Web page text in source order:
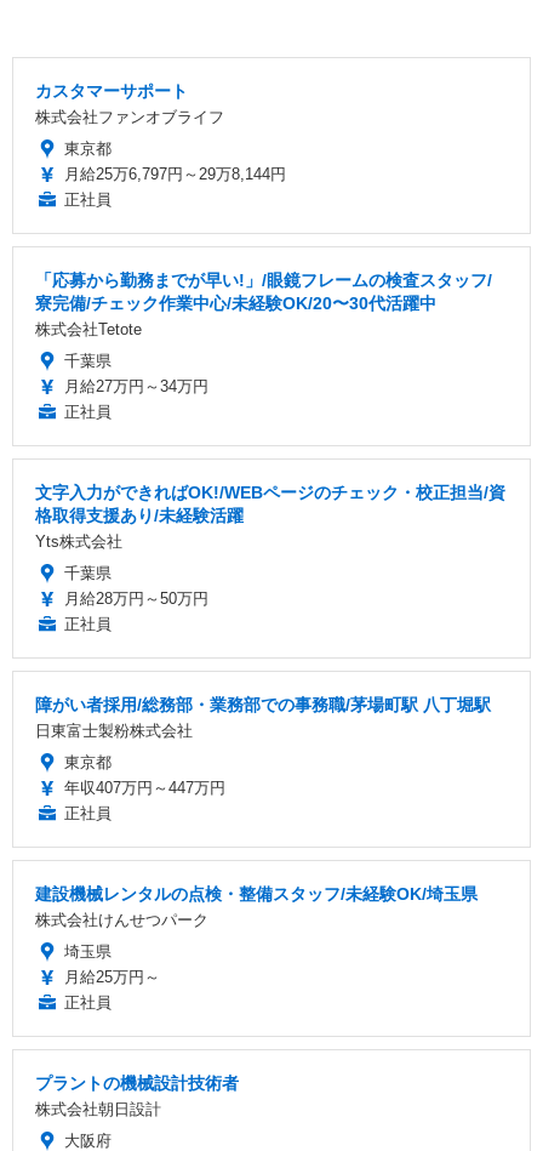
カスタマーサポート
株式会社ファンオブライフ
東京都
月給25万6,797円～29万8,144円
正社員
「応募から勤務までが早い!」/眼鏡フレームの検査スタッフ/
寮完備/チェック作業中心/未経験OK/20〜30代活躍中
株式会社Tetote
千葉県
月給27万円～34万円
正社員
文字入力ができればOK!/WEBページのチェック・校正担当/資
格取得支援あり/未経験活躍
Yts株式会社
千葉県
月給28万円～50万円
正社員
障がい者採用/総務部・業務部での事務職/茅場町駅 八丁堀駅
日東富士製粉株式会社
東京都
年収407万円～447万円
正社員
建設機械レンタルの点検・整備スタッフ/未経験OK/埼玉県
株式会社けんせつパーク
埼玉県
月給25万円～
正社員
プラントの機械設計技術者
株式会社朝日設計
大阪府